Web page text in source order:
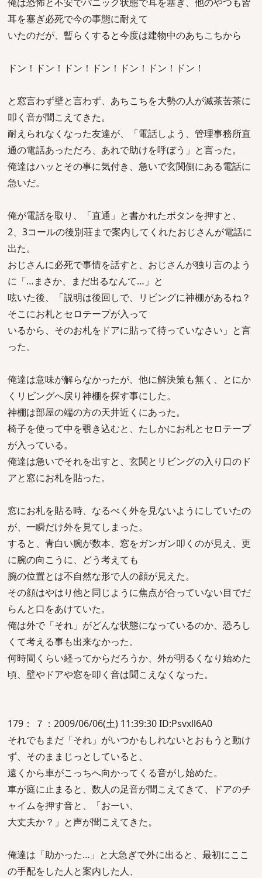
耳を塞ぎ必死で今の事態に耐えて
いたのだが、暫らくすると今度は建物中のあちこちから
ドン！ドン！ドン！ドン！ドン！ドン！ドン！
と窓言わず壁と言わず、あちこちを大勢の人が滅茶苦茶に
叩く音が聞こえてきた。
耐えられなくなった友達が、「電話しよう、管理事務所直
通の電話あっただろ、あれで助けを呼ぼう」と言った。
俺達はハッとその事に気付き、急いで玄関側にある電話に
急いだ。
俺が電話を取り、「直通」と書かれたボタンを押すと、
2、3コールの後別荘まで案内してくれたおじさんが電話に
出た。
おじさんに必死で事情を話すと、おじさんが独り言のよう
に「…まさか、まだ出るなんて…」と
呟いた後、「説明は後回しで、リビングに神棚があるね？
そこにお札とセロテープが入って
いるから、そのお札をドアに貼って待っていなさい」と言
った。
俺達は意味が解らなかったが、他に解決策も無く、とにか
くリビングへ戻り神棚を探す事にした。
神棚は部屋の端の方の天井近くにあった。
椅子を使って中を覗き込むと、たしかにお札とセロテープ
が入っている。
俺達は急いでそれを出すと、玄関とリビングの入り口のド
アと窓にお札を貼った。
窓にお札を貼る時、なるべく外を見ないようにしていたの
が、一瞬だけ外を見てしまった。
すると、青白い腕が数本、窓をガンガン叩くのが見え、更
に腕の向こうに、どう考えても
腕の位置とは不自然な形で人の顔が見えた。
その顔はやはり他と同じように焦点が合っていない目でだ
らんと口をあけていた。
俺は外で「それ」がどんな状態になっているのか、恐ろし
くて考える事も出来なかった。
何時間くらい経ってからだろうか、外が明るくなり始めた
頃、壁やドアや窓を叩く音は聞こえなくなった。
179： ７：2009/06/06(土) 11:39:30 ID:Psvxll6A0
それでもまだ「それ」がいつかもしれないとおもうと動け
ず、そのままじっとしていると、
遠くから車がこっちへ向かってくる音がし始めた。
車が庭に止まると、数人の足音が聞こえてきて、ドアのチ
ャイムを押す音と、「おーい、
大丈夫か？」と声が聞こえてきた。
俺達は「助かった…」と大急ぎで外に出ると、最初にここ
の手配をした人と案内した人、